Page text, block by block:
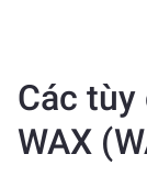
Các
WAX